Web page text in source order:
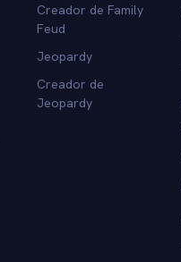
Creador de Family
Feud
Jeopardy
Creador de
Jeopardy